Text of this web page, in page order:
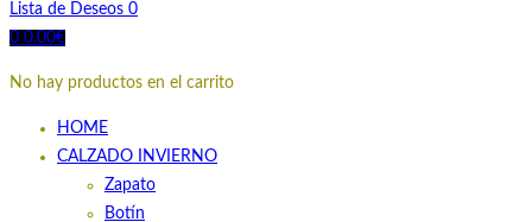
Lista de Deseos 0
0 0.00€
No hay productos en el carrito
HOME
CALZADO INVIERNO
Zapato
Botín